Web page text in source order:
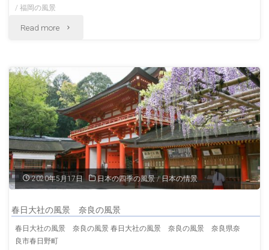
/福岡の風景
Read more "櫛
神
社
梅
雨
の
景
2020年5月17日 日本の四季の風景 / 日本の情景
春日大社の風景 奈良の風景
春日大社の風景 奈良の風景 春日大社の風景 奈良の風景 奈良県奈
良市春日野町